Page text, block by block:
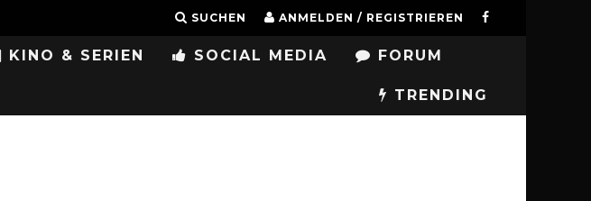
SUCHEN ANMELDEN / REGISTRIEREN
KINO & SERIEN SOCIAL MEDIA FORUM
TRENDING